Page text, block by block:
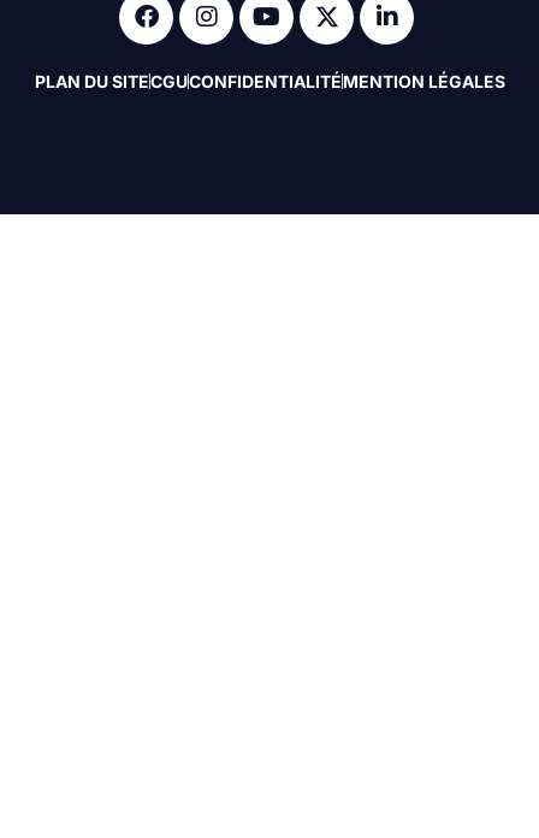
PLAN DU SITECGUCONFIDENTIALITÉMENTION LÉGALES